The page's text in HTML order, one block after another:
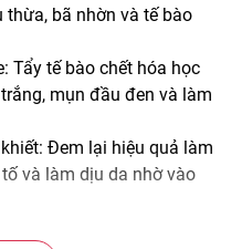
bã nhờn và tế bào
Tẩy tế bào chết hóa học
mụn đầu đen và làm
Đem lại hiệu quả làm
và làm dịu da nhờ vào